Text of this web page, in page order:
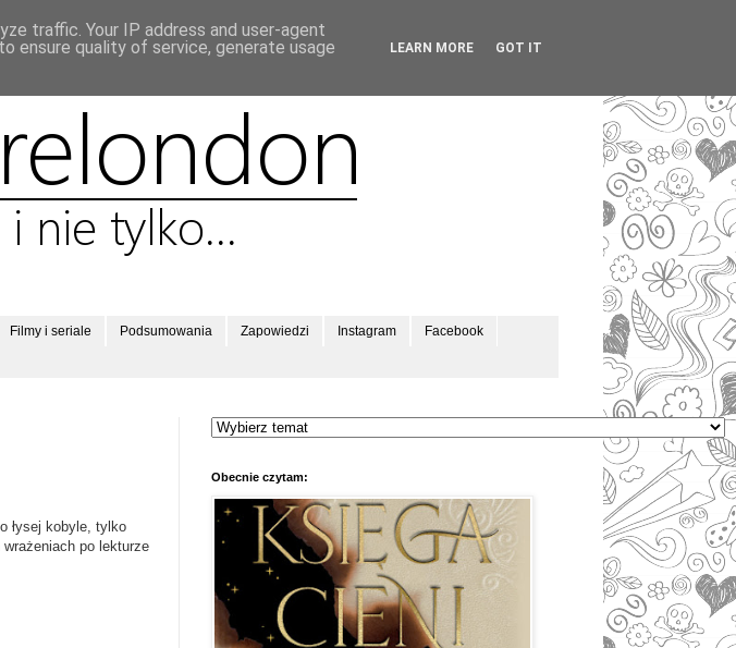
Filmy i seriale Podsumowania Zapowiedzi Instagram Facebook
łysej kobyle, tylko
po lekturze
Obecnie czytam:
traffic. Your IP address and user-agent
ensure quality of service, generate usage
LEARN MORE GOT IT